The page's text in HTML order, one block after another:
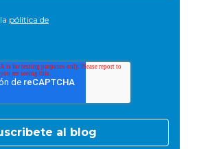
pólitica de